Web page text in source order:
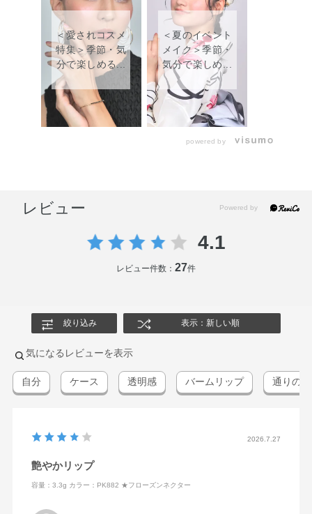
＜愛されコスメ
特集＞季節・気
分で楽しめる...
＜夏のイベント
メイク＞季節・
気分で楽しめ...
powered by
レビュー
4.1
レビュー件数： 27件
絞り込み 表示：新しい順
気になるレビューを表示
自分 ケース 透明感 バームリップ 通りの
2026.7.27
艶やかリップ
容量：3.3g カラー：PK882 ★フローズンネクター